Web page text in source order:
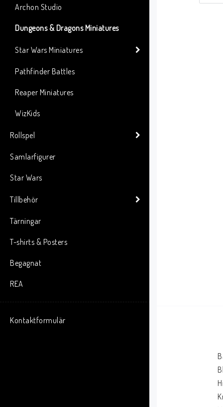
Archon Studio
Dungeons & Dragons Miniatures
Star Wars Miniatures
Pathfinder Battles
Reaper Miniatures
WizKids
Rollspel
Samlarfigurer
Star Wars
Tillbehör
Tärningar
T-shirts & Posters
Begagnat
REA
Kontaktformulär